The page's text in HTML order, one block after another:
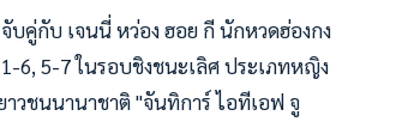
คู่กับ เจนนี่ หว่อง ฮอย กี นักหวดฮ่องกง
6, 5-7 ในรอบชิงชนะเลิศ ประเภทหญิง
วชนนานาชาติ "จันทิการ์ ไอทีเอฟ จู